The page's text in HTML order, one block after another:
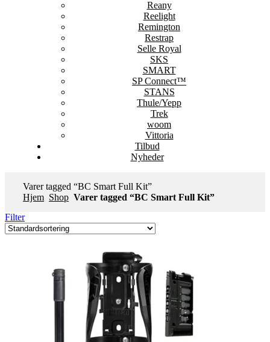
Reany
Reelight
Remington
Restrap
Selle Royal
SKS
SMART
SP Connect™
STANS
Thule/Yepp
Trek
woom
Vittoria
Tilbud
Nyheder
Varer tagged “BC Smart Full Kit”
Hjem Shop Varer tagged “BC Smart Full Kit”
Filter